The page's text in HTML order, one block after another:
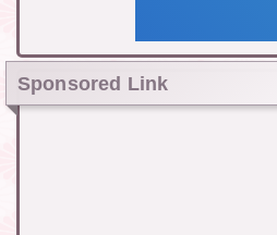
Sponsored Link